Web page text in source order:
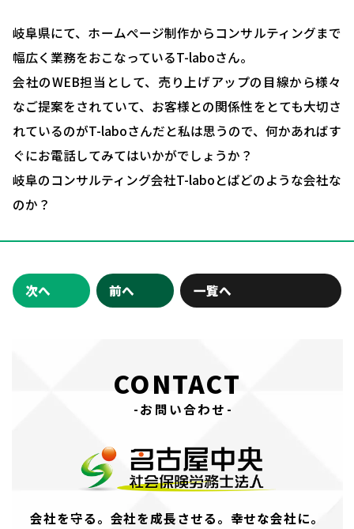
岐阜県にて、ホームぺージ制作からコンサルティングまで
幅広く業務をおこなっているT-laboさん。
会社のWEB担当として、売り上げアップの目線から様々
なご提案をされていて、お客様との関係性をとても大切さ
れているのがT-laboさんだと私は思うので、何かあればす
ぐにお電話してみてはいかがでしょうか？
岐阜のコンサルティング会社T-laboとぱどのような会社な
のか？
次へ 前へ 一覧へ
CONTACT
-お問い合わせ-
会社を守る。会社を成長させる。幸せな会社に。